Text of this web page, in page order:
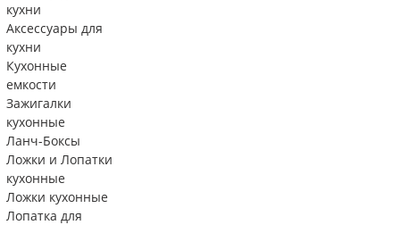
кухни
Аксессуары для
кухни
Кухонные
емкости
Зажигалки
кухонные
Ланч-Боксы
Ложки и Лопатки
кухонные
Ложки кухонные
Лопатка для